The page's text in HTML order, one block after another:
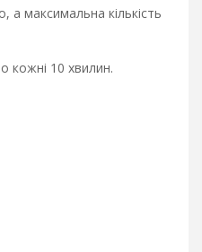
а максимальна кількість
кожні 10 хвилин.